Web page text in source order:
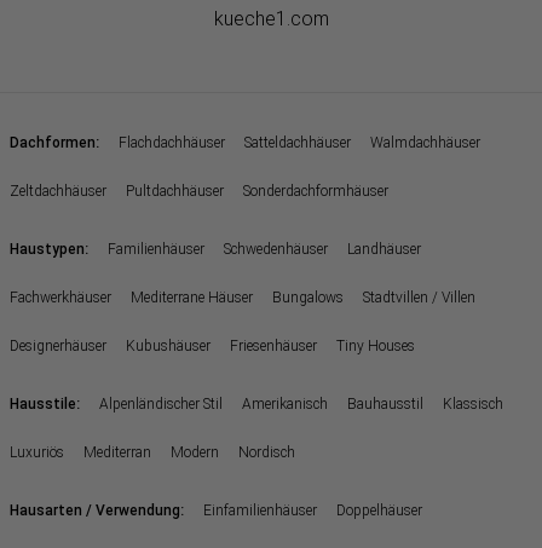
kueche1.com
Dachformen: Flachdachhäuser Satteldachhäuser Walmdachhäuser
Zeltdachhäuser Pultdachhäuser Sonderdachformhäuser
Haustypen: Familienhäuser Schwedenhäuser Landhäuser
Fachwerkhäuser Mediterrane Häuser Bungalows Stadtvillen / Villen
Designerhäuser Kubushäuser Friesenhäuser Tiny Houses
Hausstile: Alpenländischer Stil Amerikanisch Bauhausstil Klassisch
Luxuriös Mediterran Modern Nordisch
Hausarten / Verwendung: Einfamilienhäuser Doppelhäuser